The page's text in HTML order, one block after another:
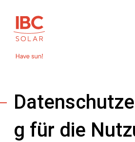
g für die